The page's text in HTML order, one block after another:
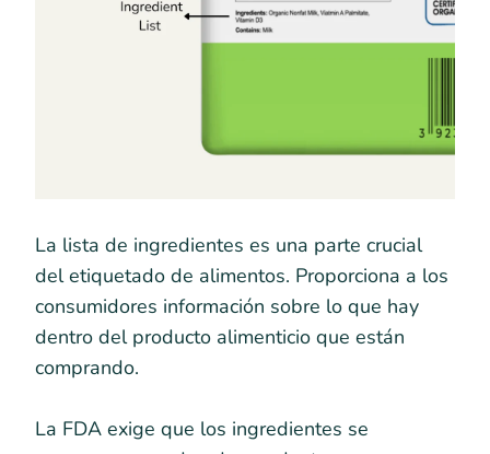
La lista de ingredientes es una parte crucial
del etiquetado de alimentos. Proporciona a los
consumidores información sobre lo que hay
dentro del producto alimenticio que están
comprando.
La FDA exige que los ingredientes se